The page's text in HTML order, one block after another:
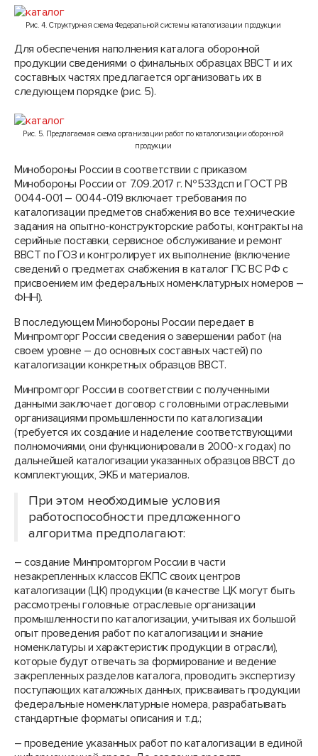
Рис. 4. Структурная схема Федеральной системы каталогизации продукции
Для обеспечения наполнения каталога оборонной
продукции сведениями о финальных образцах ВВСТ и их
составных частях предлагается организовать их в
следующем порядке (рис. 5).
Рис. 5. Предлагаемая схема организации работ по каталогизации оборонной
продукции
Минобороны России в соответствии с приказом
Минобороны России от 7.09.2017 г. №533дсп и ГОСТ РВ
0044-001 – 0044-019 включает требования по
каталогизации предметов снабжения во все технические
задания на опытно-конструкторские работы, контракты на
серийные поставки, сервисное обслуживание и ремонт
ВВСТ по ГОЗ и контролирует их выполнение (включение
сведений о предметах снабжения в каталог ПС ВС РФ с
присвоением им федеральных номенклатурных номеров –
ФНН).
В последующем Минобороны России передает в
Минпромторг России сведения о завершении работ (на
своем уровне – до основных составных частей) по
каталогизации конкретных образцов ВВСТ.
Минпромторг России в соответствии с полученными
данными заключает договор с головными отраслевыми
организациями промышленности по каталогизации
(требуется их создание и наделение соответствующими
полномочиями, они функционировали в 2000-х годах) по
дальнейшей каталогизации указанных образцов ВВСТ до
комплектующих, ЭКБ и материалов.
При этом необходимые условия
работоспособности предложенного
алгоритма предполагают:
– создание Минпромторгом России в части
незакрепленных классов ЕКПС своих центров
каталогизации (ЦК) продукции (в качестве ЦК могут быть
рассмотрены головные отраслевые организации
промышленности по каталогизации, учитывая их большой
опыт проведения работ по каталогизации и знание
номенклатуры и характеристик продукции в отрасли),
которые будут отвечать за формирование и ведение
закрепленных разделов каталога, проводить экспертизу
поступающих каталожных данных, присваивать продукции
федеральные номенклатурные номера, разрабатывать
стандартные форматы описания и т.д.;
– проведение указанных работ по каталогизации в единой